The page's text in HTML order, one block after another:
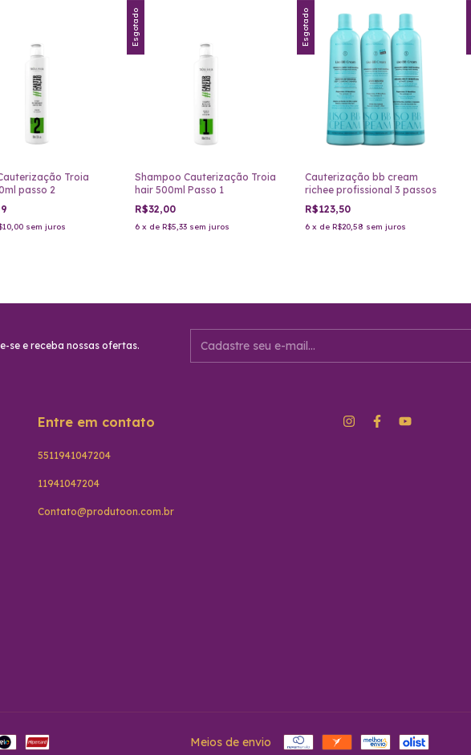
Troia
passo 2
sem juros
Esgotado
Shampoo Cauterização Troia
hair 500ml Passo 1
R$32,00
6 x deR$5,33 sem juros
Esgotado
Cauterização bb cream
richee profissional 3 passos
R$123,50
6 x de R$20,58 sem juros
se e receba nossas ofertas.
Entre em contato
5511941047204
11941047204
Contato@produtoon.com.br
Meios de envio